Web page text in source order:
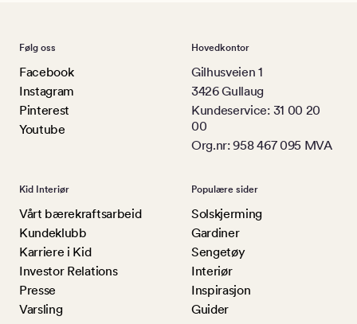
Følg oss
Facebook
Instagram
Pinterest
Youtube
Hovedkontor
Gilhusveien 1
3426 Gullaug
Kundeservice: 31 00 20
00
Org.nr: 958 467 095 MVA
Kid Interiør
Vårt bærekraftsarbeid
Kundeklubb
Karriere i Kid
Investor Relations
Presse
Varsling
Populære sider
Solskjerming
Gardiner
Sengetøy
Interiør
Inspirasjon
Guider